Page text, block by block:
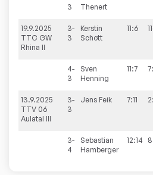
3
Thenert
19.9.2025
TTC GW
Rhina II
3-
3
Kerstin
Schott
11:6
4-
3
Sven
Henning
11:7
13.9.2025
TTV 06
Aulatal III
3-
3
Jens Feik 7:11
3-
4
Sebastian
Hamberger
12:14